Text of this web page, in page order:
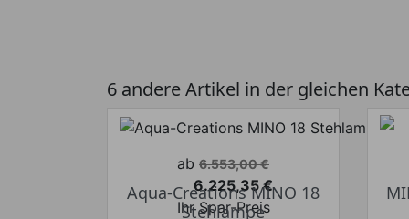
6 andere Artikel in der gleichen
Verkaufspreis
ab 6.553,00 €
Preis
6.225,35 €
Ihr Spar-Preis
Aqua-Creations MINO 18
Stehlampe